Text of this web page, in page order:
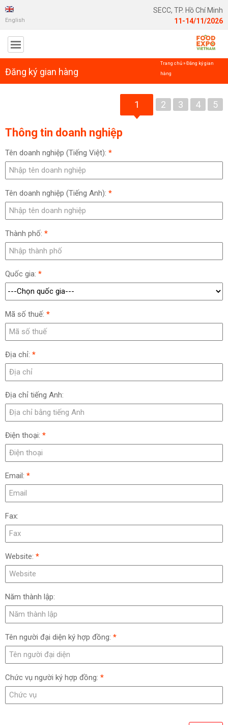
English
SECC, TP. Hồ Chí Minh
11-14/11/2026
Đăng ký gian hàng
Trang chủ»Đăng ký gian
hàng
1 2 3 4 5
Thông tin doanh nghiệp
Tên doanh nghiệp (Tiếng Việt): *
Tên doanh nghiệp (Tiếng Anh): *
Thành phố: *
Quốc gia: *
Mã số thuế: *
Địa chỉ: *
Địa chỉ tiếng Anh:
Điện thoại: *
Email: *
Fax:
Website: *
Năm thành lập:
Tên người đại diện ký hợp đồng: *
Chức vụ người ký hợp đồng: *